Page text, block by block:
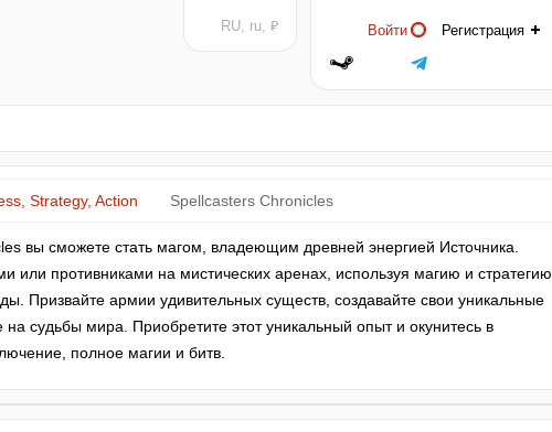
Войти Регистрация
RU, ru, ₽
Strategy, Action Spellcasters Chronicles
вы сможете стать магом, владеющим древней энергией Источника.
или противниками на мистических аренах, используя магию и стратегию
Призвайте армии удивительных существ, создавайте свои уникальные
на судьбы мира. Приобретите этот уникальный опыт и окунитесь в
полное магии и битв.